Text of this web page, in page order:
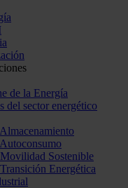
de la Energía
del sector energético
Sostenible
Energética